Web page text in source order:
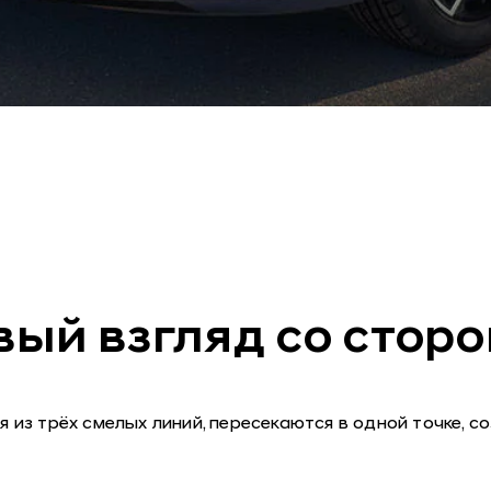
взгляд со
из трёх смелых линий, пересекаются в одной точке,